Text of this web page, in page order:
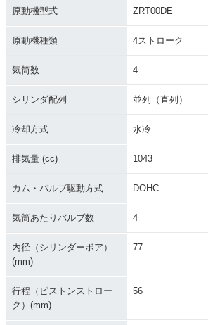
S・マイナーチェン
ラーチェンジ
2014年 Z1000 Spe
2014年 Z1000 ABS
原動機型式 ZRT00DE
原動機種類 4ストローク
気筒数 4
シリンダ配列 並列（直列）
冷却方式 水冷
排気量 (cc) 1043
カム・バルブ駆動方式 DOHC
気筒あたりバルブ数 4
内径（シリンダーボア）
(mm)
77
行程（ピストンストロー
ク）(mm)
56